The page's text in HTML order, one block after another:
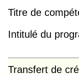
Titre de
Intitulé du
Transfert de